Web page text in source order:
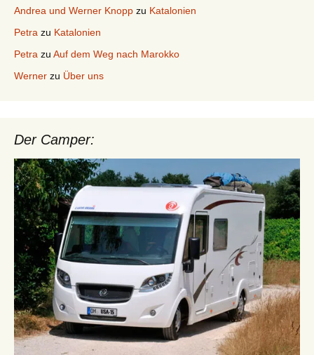
Andrea und Werner Knopp zu Katalonien
Petra zu Katalonien
Petra zu Auf dem Weg nach Marokko
Werner zu Über uns
Der Camper: